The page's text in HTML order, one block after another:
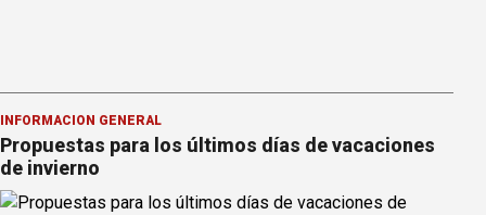
INFORMACION GENERAL
Propuestas para los últimos días de vacaciones
de invierno